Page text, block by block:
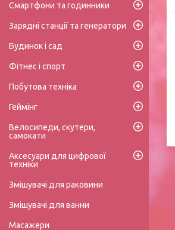
Смартфони та годинники
Зарядні станції та генератори
Будинок і сад
Фітнес і спорт
Побутова техніка
Геймінг
Велосипеди, скутери,
самокати
Аксесуари для цифрової
техніки
Змішувачі для раковини
Змішувачі для ванни
Масажери